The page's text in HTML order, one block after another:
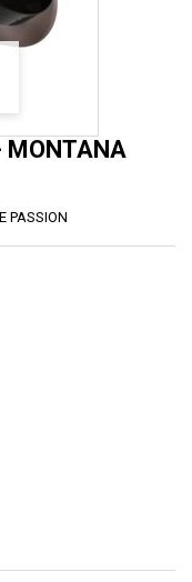
MONTANA
PASSION